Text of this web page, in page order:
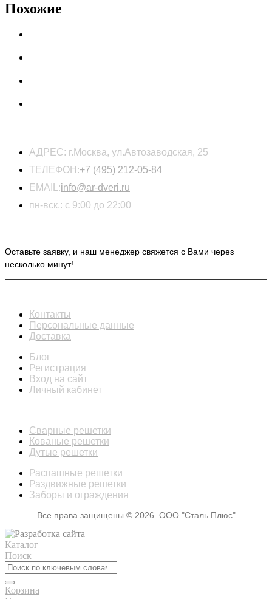
Похожие
АДРЕС: г.Москва, ул.Автозаводская, 25
ТЕЛЕФОН:+7 (495) 212-05-84
EMAIL:info@ar-dveri.ru
пн-вск.: с 9:00 до 22:00
Оставьте заявку, и наш менеджер свяжется с Вами через
несколько минут!
Контакты
Персональные данные
Доставка
Блог
Регистрация
Вход на сайт
Личный кабинет
Сварные решетки
Кованые решетки
Дутые решетки
Распашные решетки
Раздвижные решетки
Заборы и ограждения
Все права защищены © 2026. ООО "Сталь Плюс"
Каталог
Поиск
Корзина